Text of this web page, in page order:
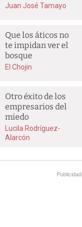
Juan José Tamayo
Que los áticos no
te impidan ver el
bosque
El Chojin
Otro éxito de los
empresarios del
miedo
Lucila Rodríguez-
Alarcón
Publicidad